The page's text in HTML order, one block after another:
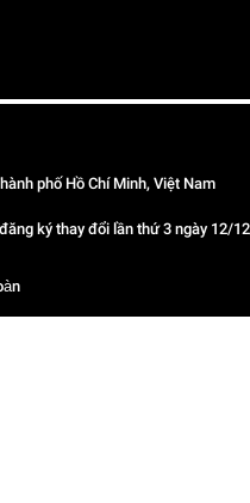
phố Hồ Chí Minh, Việt Nam
ký thay đổi lần thứ 3 ngày 12/